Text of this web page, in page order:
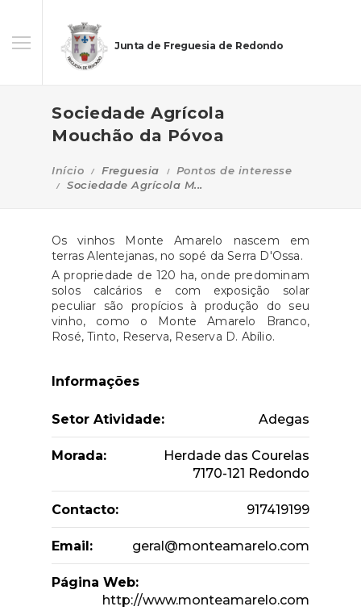
Junta de Freguesia de Redondo
Sociedade Agrícola
Mouchão da Póvoa
Início Freguesia
Pontos de interesse
Sociedade Agrícola M...
Os vinhos Monte Amarelo nascem em
terras Alentejanas, no sopé da Serra D'Ossa.
A propriedade de 120 ha, onde predominam
solos calcários e com exposição solar
peculiar são propícios à produção do seu
vinho, como o Monte Amarelo Branco,
Rosé, Tinto, Reserva, Reserva D. Abílio.
Informações
Setor Atividade: Adegas
Morada:
Herdade das Courelas
7170-121 Redondo
Contacto: 917419199
Email: geral@monteamarelo.com
Página Web:
http://www.monteamarelo.com